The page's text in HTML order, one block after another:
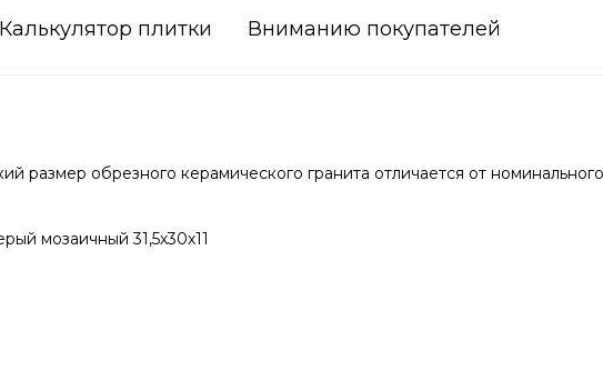
Калькулятор плитки Вниманию покупателей
размер обрезного керамического гранита отличается от
мозаичный 31,5х30х11